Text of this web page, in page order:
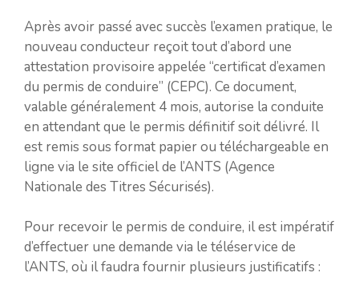
Après avoir passé avec succès l’examen pratique, le
nouveau conducteur reçoit tout d’abord une
attestation provisoire appelée “certificat d’examen
du permis de conduire” (CEPC). Ce document,
valable généralement 4 mois, autorise la conduite
en attendant que le permis définitif soit délivré. Il
est remis sous format papier ou téléchargeable en
ligne via le site officiel de l’ANTS (Agence
Nationale des Titres Sécurisés).
Pour recevoir le permis de conduire, il est impératif
d’effectuer une demande via le téléservice de
l’ANTS, où il faudra fournir plusieurs justificatifs :